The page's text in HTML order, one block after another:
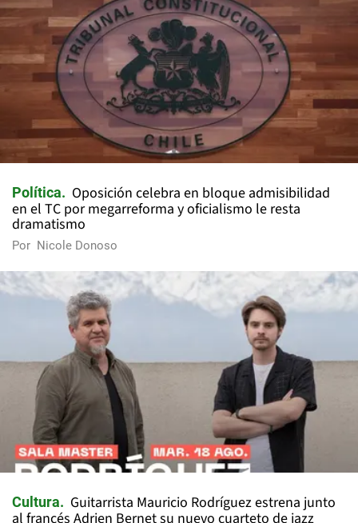
Política
Oposición celebra en bloque admisibilidad
en el TC por megarreforma y oficialismo le resta
dramatismo
Por Nicole Donoso
Cultura
Guitarrista Mauricio Rodríguez estrena junto
al francés Adrien Bernet su nuevo cuarteto de jazz